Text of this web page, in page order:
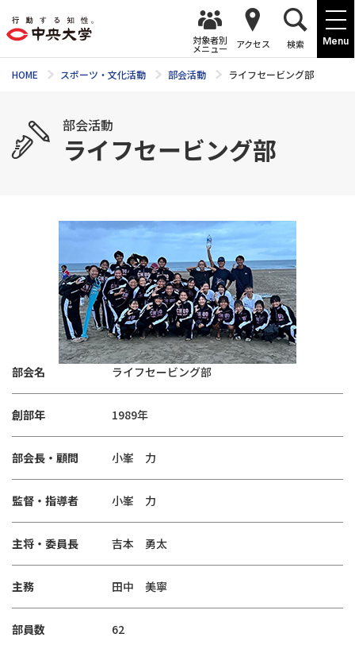
Menu
対象者別
メニュー アクセス 検索
HOME スポーツ・文化活動 部会活動 ライフセービング部
部会活動
ライフセービング部
部会名 ライフセービング部
創部年 1989年
部会長・顧問 小峯 力
監督・指導者 小峯 力
主将・委員長 吉本 勇太
主務 田中 美寧
部員数 62